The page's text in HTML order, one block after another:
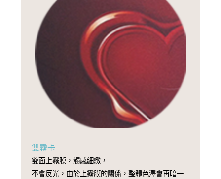
雙霧卡
雙面上霧膜，觸感細緻，
不會反光，由於上霧膜的關係，整體色澤會再暗一